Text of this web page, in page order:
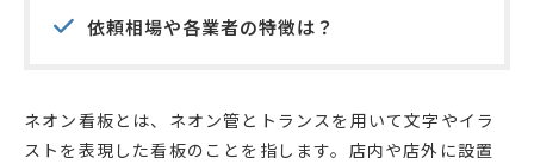
依頼相場や各業者の特徴は？
ネオン看板とは、ネオン管とトランスを用いて文字やイラ
ストを表現した看板のことを指します。店内や店外に設置